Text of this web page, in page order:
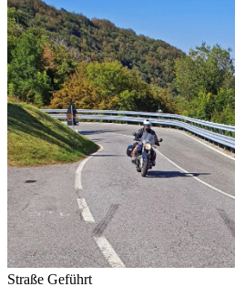
Straße Geführt